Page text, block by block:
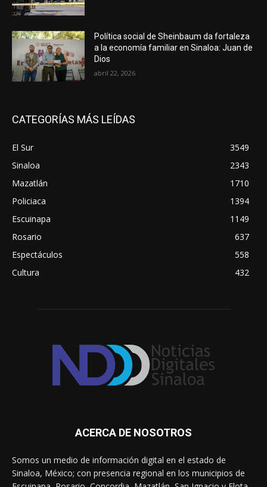
Política social de Sheinbaum da fortaleza
a la economía familiar en Sinaloa: Juan de
Dios
abril 22, 2026
CATEGORÍAS MÁS LEÍDAS
El Sur
3549
Sinaloa
2343
Mazatlán
1710
Policiaca
1394
Escuinapa
1149
Rosario
637
Espectáculos
558
Cultura
432
ACERCA DE NOSOTROS
Somos un medio de información digital en el estado de
Sinaloa, México; con presencia regional en los municipios de